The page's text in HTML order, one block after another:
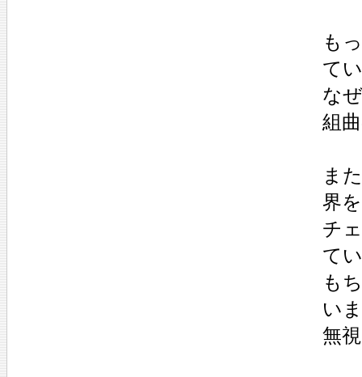
も
て
な
組
ま
界
チ
て
も
い
無